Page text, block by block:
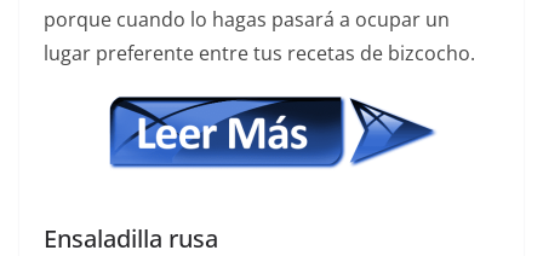
porque cuando lo hagas pasará a ocupar un
lugar preferente entre tus recetas de bizcocho.
Ensaladilla rusa